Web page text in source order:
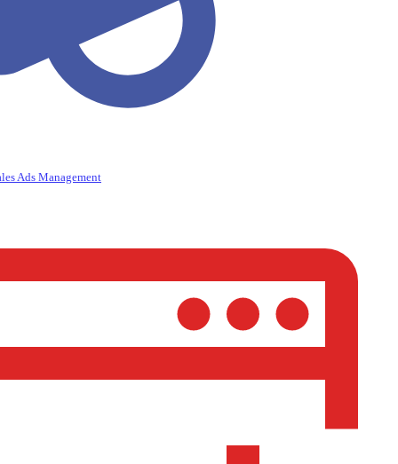
Ads Management